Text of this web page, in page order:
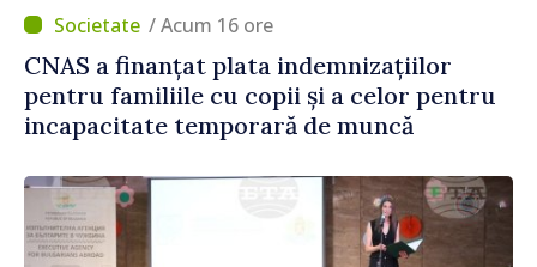
/ Acum 16 ore
CNAS a finanțat plata indemnizațiilor
pentru familiile cu copii și a celor pentru
incapacitate temporară de muncă